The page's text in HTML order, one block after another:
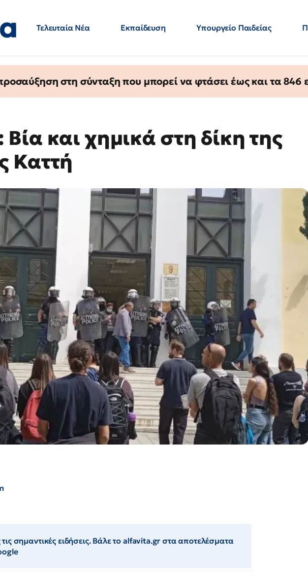
Τελευταία Νέα Εκπαίδευση Υπουργείο Παιδείας
στη σύνταξη που μπορεί να φτάσει έως και τα 846
και χημικά στη δίκη της
Καττή
σημαντικές ειδήσεις. Βάλε το alfavita.gr στα αποτελέσματα